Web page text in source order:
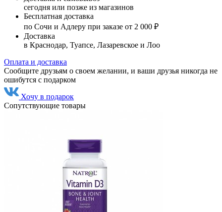
сегодня или позже из магазинов
Бесплатная доставка
по Сочи и Адлеру при заказе от 2 000 ₽
Доставка
в Краснодар, Туапсе, Лазаревское и Лоо
Оплата и доставка
Сообщите друзьям о своем желании, и ваши друзья никогда не
ошибутся с подарком
Хочу в подарок
Сопутствующие товары